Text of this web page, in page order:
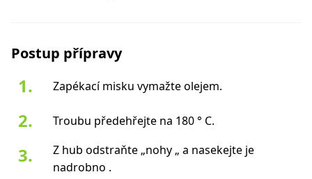
Postup přípravy
Zapékací misku vymažte olejem.
Troubu předehřejte na 180 ° C.
Z hub odstraňte „nohy „ a nasekejte je
nadrobno .